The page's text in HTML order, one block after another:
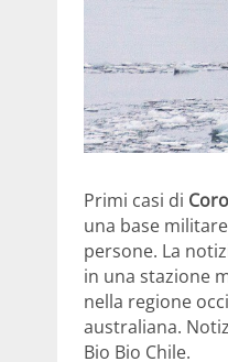
Primi casi di
una base
persone. La
in una stazione
nella regione
australiana.
Bio Bio Chile.